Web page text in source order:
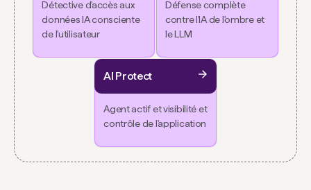
Détective d'accès aux
données IA consciente
de l'utilisateur
Défense complète
contre l'IA de l'ombre et
le LLM
AI Protect
Agent actif et visibilité et
contrôle de l'application